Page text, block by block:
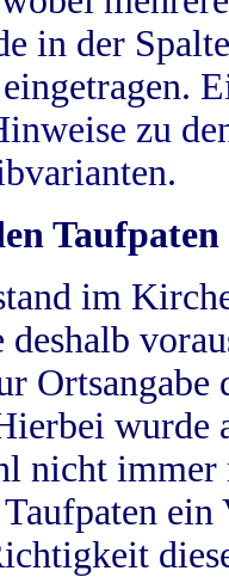
in der
zu
Taufpaten
im
wurde
nicht